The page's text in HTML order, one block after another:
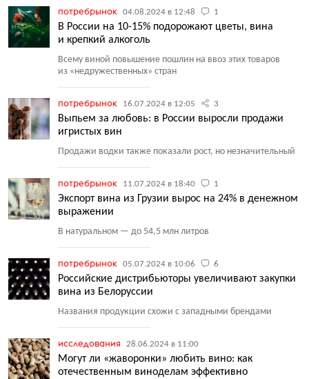
потребрынок 04.08.2024 в 12:48 1
В России на 10-15% подорожают цветы, вина
и крепкий алкоголь
Всему виной повышение пошлин на ввоз этих товаров
из «недружественных» стран
потребрынок 16.07.2024 в 12:05 3
Выпьем за любовь: в России выросли продажи
игристых вин
Продажи водки также показали рост, но незначительный
потребрынок 11.07.2024 в 18:40 1
Экспорт вина из Грузии вырос на 24% в денежном
выражении
В натуральном — до 54,5 млн литров
потребрынок 05.07.2024 в 10:06 6
Российские дистрибьюторы увеличивают закупки
вина из Белоруссии
Названия продукции схожи с западными брендами
исследования 28.06.2024 в 11:00
Могут ли «жаворонки» любить вино: как
отечественным виноделам эффективно